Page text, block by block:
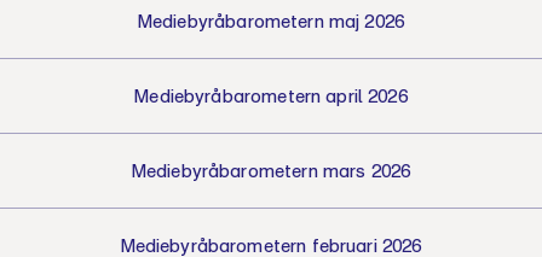
Mediebyråbarometern maj 2026
Mediebyråbarometern april 2026
Mediebyråbarometern mars 2026
Mediebyråbarometern februari 2026